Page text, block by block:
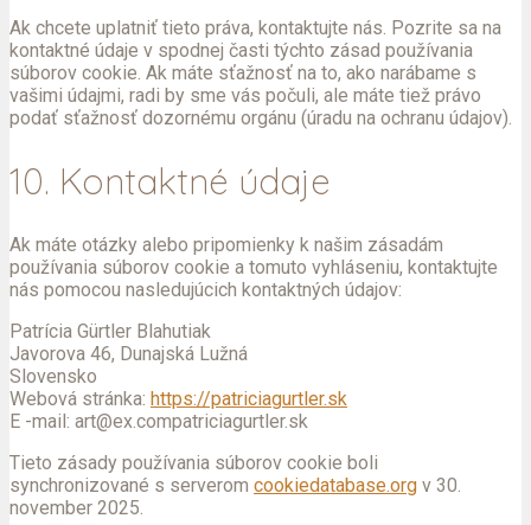
Ak chcete uplatniť tieto práva, kontaktujte nás. Pozrite sa na
kontaktné údaje v spodnej časti týchto zásad používania
súborov cookie. Ak máte sťažnosť na to, ako narábame s
vašimi údajmi, radi by sme vás počuli, ale máte tiež právo
podať sťažnosť dozornému orgánu (úradu na ochranu údajov).
10. Kontaktné údaje
Ak máte otázky alebo pripomienky k našim zásadám
používania súborov cookie a tomuto vyhláseniu, kontaktujte
nás pomocou nasledujúcich kontaktných údajov:
Patrícia Gürtler Blahutiak
Javorova 46, Dunajská Lužná
Slovensko
Webová stránka: https://patriciagurtler.sk
E -mail: art@ex.compatriciagurtler.sk
Tieto zásady používania súborov cookie boli
synchronizované s serverom cookiedatabase.org v 30.
november 2025.